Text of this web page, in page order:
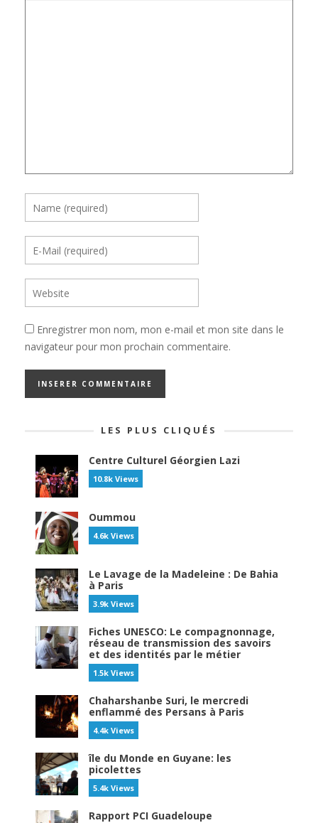
Enregistrer mon nom, mon e-mail et mon site dans le
navigateur pour mon prochain commentaire.
LES PLUS CLIQUÉS
Centre Culturel Géorgien Lazi
10.8k Views
Oummou
4.6k Views
Le Lavage de la Madeleine : De Bahia
à Paris
3.9k Views
Fiches UNESCO: Le compagnonnage,
réseau de transmission des savoirs
et des identités par le métier
1.5k Views
Chaharshanbe Suri, le mercredi
enflammé des Persans à Paris
4.4k Views
île du Monde en Guyane: les
picolettes
5.4k Views
Rapport PCI Guadeloupe